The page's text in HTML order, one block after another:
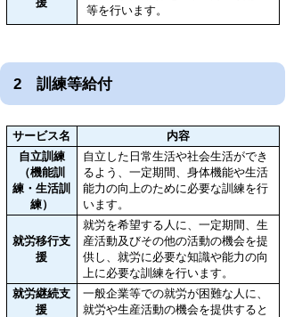
等を行います。
2 訓練等給付
サービス名
内容
自立訓練
（機能訓
練・生活訓
練）
自立した日常生活や社会生活ができ
るよう、一定期間、身体機能や生活
能力の向上のために必要な訓練を行
います。
就労移行支
援
就労を希望する人に、一定期間、生
産活動及びその他の活動の機会を提
供し、就労に必要な知識や能力の向
上に必要な訓練を行います。
就労継続支
援
一般企業等での就労が困難な人に、
就労や生産活動の機会を提供すると